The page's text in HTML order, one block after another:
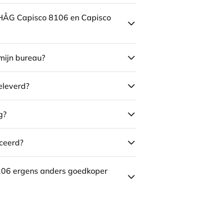
Capisco 8106 en Capisco
bureau?
ergens anders goedkoper